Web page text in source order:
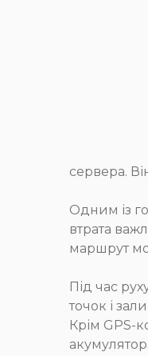
сервера.
Одним із
втрата
маршрут
Під час
точок і
Крім GPS-